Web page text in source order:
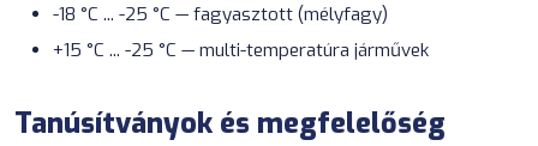
-18 °C ... -25 °C — fagyasztott (mélyfagy)
+15 °C ... -25 °C — multi-temperatúra járművek
Tanúsítványok és megfelelőség